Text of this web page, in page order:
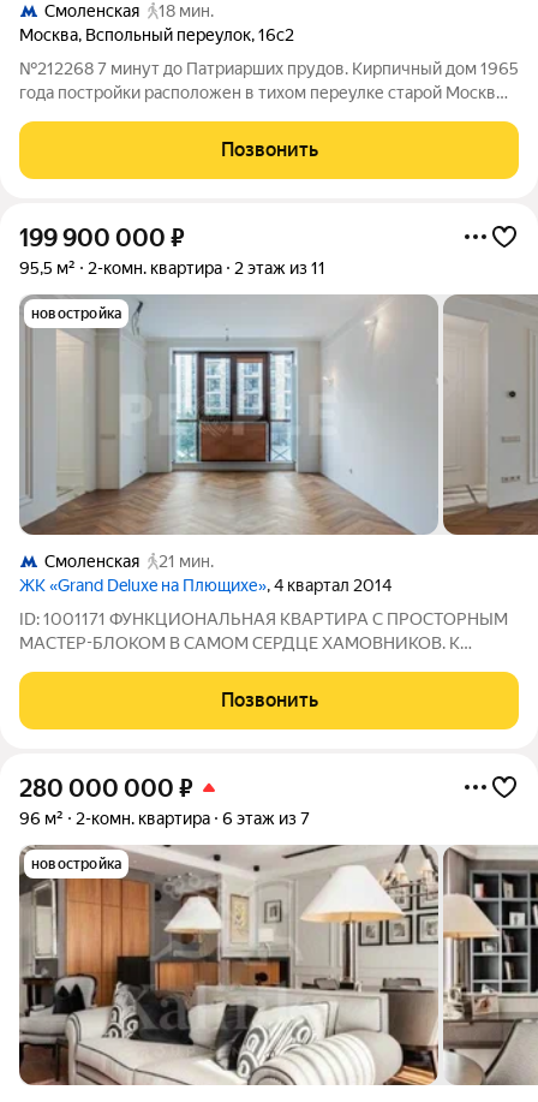
Смоленская
18 мин.
Москва, Вспольный переулок,16с2
№212268 7 минут до Патриарших прудов. Кирпичный дом 1965
года постройки расположен в тихом переулке старой Москвы,
архитектурой исторической застройки. Локация Патриков
сочетает приватность и
Позвонить
199 900 000 ₽
95,5 м² 2-комн. квартира 2 этаж из 11
новостройка
Смоленская
21 мин.
ЖК «Grand Deluxe на Плющихе», 4 квартал 2014
ID: 1001171 ФУНКЦИОНАЛЬНАЯ КВАРТИРА С ПРОСТОРНЫМ
МАСТЕР-БЛОКОМ В САМОМ СЕРДЦЕ ХАМОВНИКОВ. К
потолками и авторской отделкой в стиле классический модерн
в ЖК Делюкс - класса GRAND DELUX на Плющихе.
Позвонить
280 000 000 ₽
96 м² 2-комн. квартира 6 этаж из 7
новостройка